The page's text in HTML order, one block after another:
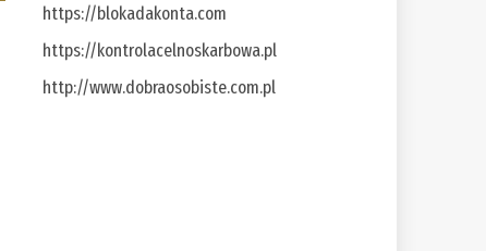
https://blokadakonta.com
https://kontrolacelnoskarbowa.pl
http://www.dobraosobiste.com.pl